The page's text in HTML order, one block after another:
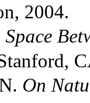
2004.
Space
On